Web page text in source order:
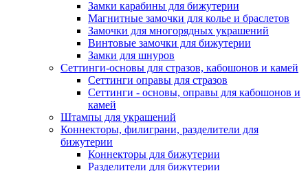
Замки карабины для бижутерии
Магнитные замочки для колье и браслетов
Замочки для многорядных украшений
Винтовые замочки для бижутерии
Замки для шнуров
Сеттинги-основы для стразов, кабошонов и камей
Сеттинги оправы для стразов
Сеттинги - основы, оправы для кабошонов и
камей
Штампы для украшений
Коннекторы, филиграни, разделители для
бижутерии
Коннекторы для бижутерии
Разделители для бижутерии